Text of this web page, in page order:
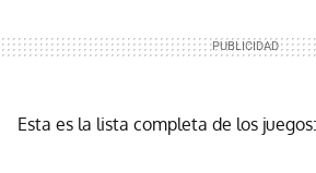
Esta es la lista completa de los juegos: